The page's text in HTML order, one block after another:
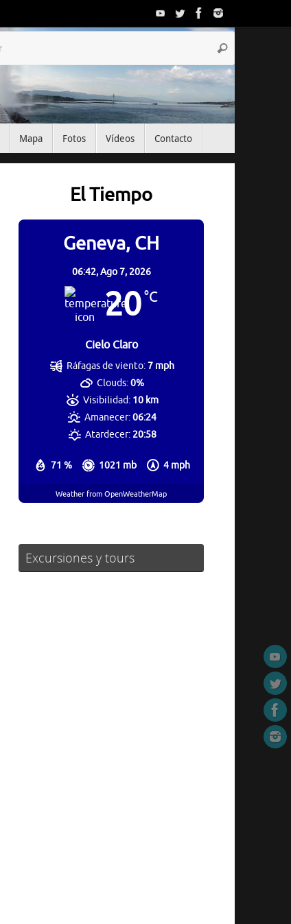
Buscar
Mapa Fotos Vídeos Contacto
El Tiempo
Geneva, CH
06:42,Ago 7, 2026
20°C
Cielo Claro
71 % 1021 mb 4 mph
Ráfagas de viento:7 mph
Clouds:0%
Visibilidad: 10 km
Amanecer:06:24
Atardecer:20:58
Weather from OpenWeatherMap
Excursiones y tours